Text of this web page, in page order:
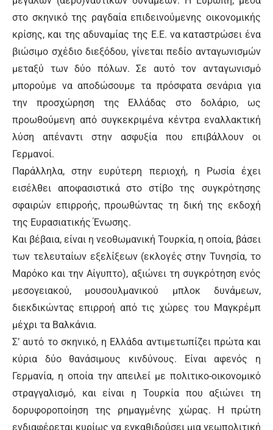
στο σκηνικό της ραγδαία επιδεινούμενης οικονομικής
κρίσης, και της αδυναμίας της Ε.Ε. να καταστρώσει ένα
βιώσιμο σχέδιο διεξόδου, γίνεται πεδίο ανταγωνισμών
μεταξύ των δύο πόλων. Σε αυτό τον ανταγωνισμό
μπορούμε να αποδώσουμε τα πρόσφατα σενάρια για
την προσχώρηση της Ελλάδας στο δολάριο, ως
προωθούμενη από συγκεκριμένα κέντρα εναλλακτική
λύση απέναντι στην ασφυξία που επιβάλλουν οι
Γερμανοί.
Παράλληλα, στην ευρύτερη περιοχή, η Ρωσία έχει
εισέλθει αποφασιστικά στο στίβο της συγκρότησης
σφαιρών επιρροής, προωθώντας τη δική της εκδοχή
της Ευρασιατικής Ένωσης.
Και βέβαια, είναι η νεοθωμανική Τουρκία, η οποία, βάσει
των τελευταίων εξελίξεων (εκλογές στην Τυνησία, το
Μαρόκο και την Αίγυπτο), αξιώνει τη συγκρότηση ενός
μεσογειακού, μουσουλμανικού μπλοκ δυνάμεων,
διεκδικώντας επιρροή από τις χώρες του Μαγκρέμπ
μέχρι τα Βαλκάνια.
Σ’ αυτό το σκηνικό, η Ελλάδα αντιμετωπίζει πρώτα και
κύρια δύο θανάσιμους κινδύνους. Είναι αφενός η
Γερμανία, η οποία την απειλεί με πολιτικο-οικονομικό
στραγγαλισμό, και είναι η Τουρκία που αξιώνει τη
δορυφοροποίηση της ρημαγμένης χώρας. Η πρώτη
ενδιαφέρεται κυρίως να εγκαθιδρύσει μια γεωπολιτική